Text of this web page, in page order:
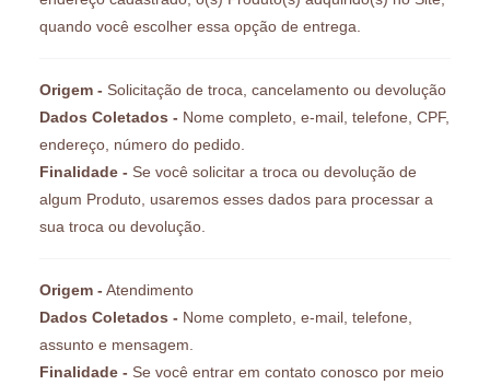
quando você escolher essa opção de entrega.
Origem - Solicitação de troca, cancelamento ou devolução
Dados Coletados - Nome completo, e-mail, telefone, CPF,
endereço, número do pedido.
Finalidade - Se você solicitar a troca ou devolução de
algum Produto, usaremos esses dados para processar a
sua troca ou devolução.
Origem - Atendimento
Dados Coletados - Nome completo, e-mail, telefone,
assunto e mensagem.
Finalidade - Se você entrar em contato conosco por meio